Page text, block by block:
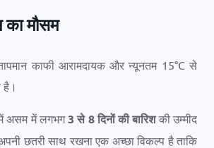
मौसम
काफी आरामदायक और न्यूनतम 15°Cसे
है।
असम में लगभग3 से 8 दिनों की बारिशकी उम्मीद
छतरी साथ रखना एक अच्छा विकल्प है ताकि